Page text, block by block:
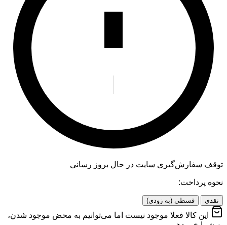
توقف سفارش‌گیری سایت در حال بروز رسانی
نحوه پرداخت:
نقدی قسطی (به زودی)
این کالا فعلا موجود نیست اما می‌توانیم به محض موجود شدن،